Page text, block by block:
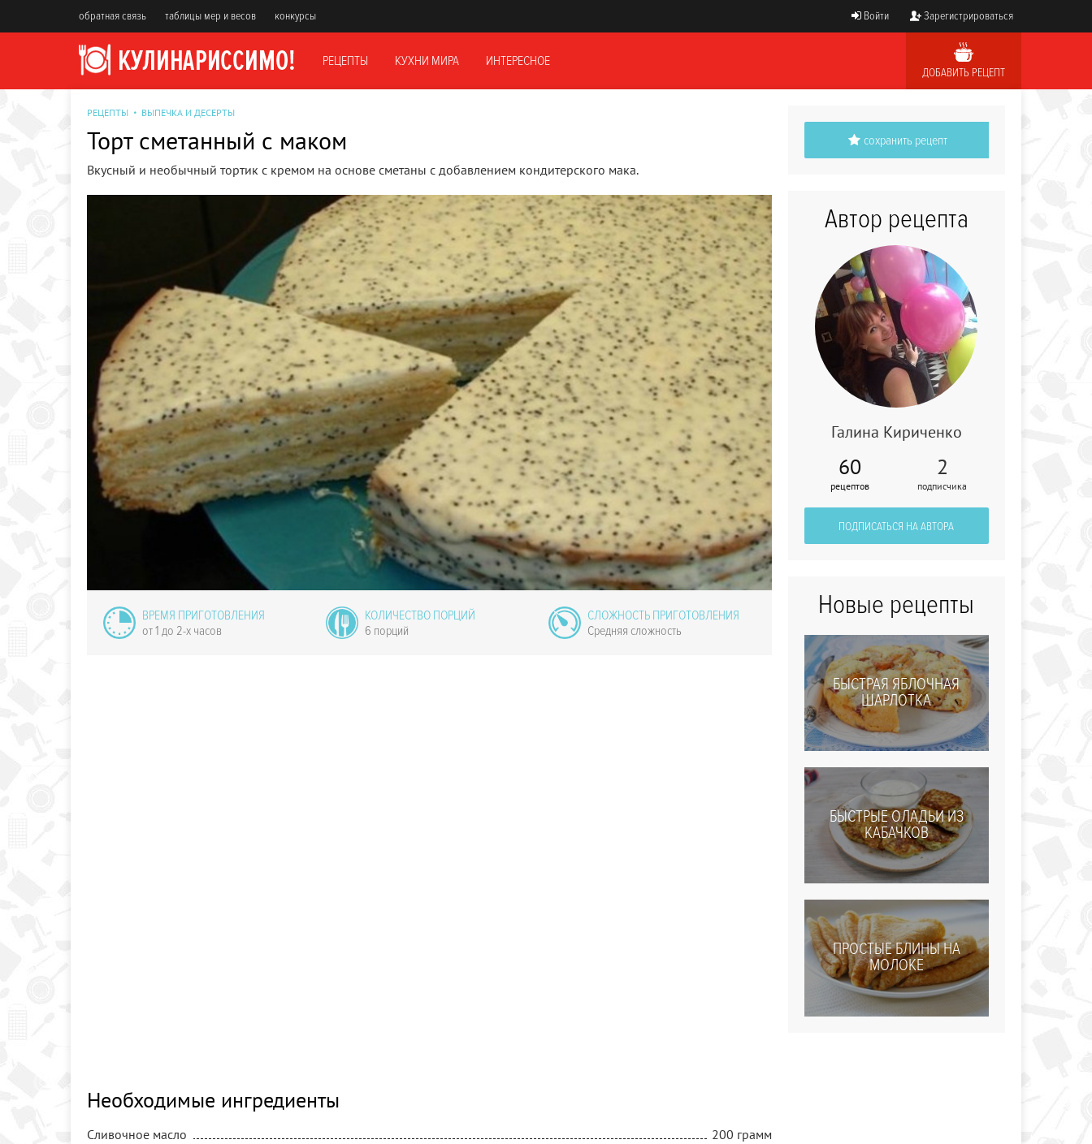
обратная связь таблицы мер и весов конкурсы Войти Зарегистрироваться
РЕЦЕПТЫ КУХНИ МИРА ИНТЕРЕСНОЕ
ДОБАВИТЬ РЕЦЕПТ
РЕЦЕПТЫ ВЫПЕЧКА И ДЕСЕРТЫ
Торт сметанный с маком
Вкусный и необычный тортик с кремом на основе сметаны с добавлением кондитерского мака.
Ламингтоны
(Австралийские
бисквитные
ВРЕМЯ ПРИГОТОВЛЕНИЯ
от 1 до 2-х часов
КОЛИЧЕСТВО ПОРЦИЙ
6 порций
СЛОЖНОСТЬ ПРИГОТОВЛЕНИЯ
Средняя сложность
Необходимые ингредиенты
Сливочное масло 200 грамм
сохранить рецепт
Автор рецепта
Галина Кириченко
60
рецептов
2
подписчика
ПОДПИСАТЬСЯ НА АВТОРА
Новые рецепты
БЫСТРАЯ ЯБЛОЧНАЯ
ШАРЛОТКА
БЫСТРЫЕ ОЛАДЬИ ИЗ
КАБАЧКОВ
ПРОСТЫЕ БЛИНЫ НА
МОЛОКЕ